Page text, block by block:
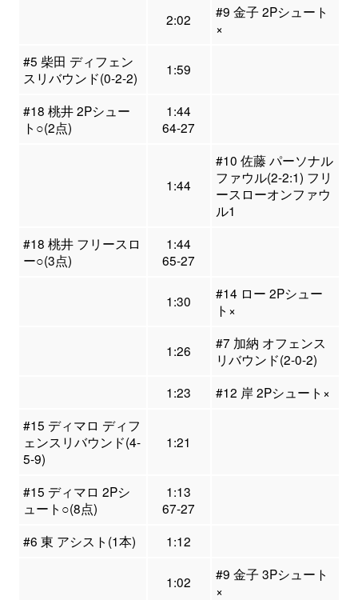
2:02
#9 金子 2Pシュート
×
#5 柴田 ディフェン
スリバウンド(0-2-2)
1:59
#18 桃井 2Pシュー
ト○(2点)
1:44
64-27
1:44
#10 佐藤 パーソナル
ファウル(2-2:1) フリ
ースローオンファウ
ル1
#18 桃井 フリースロ
ー○(3点)
1:44
65-27
1:30
#14 ロー 2Pシュー
ト×
1:26
#7 加納 オフェンス
リバウンド(2-0-2)
1:23
#12 岸 2Pシュート×
#15 ディマロ ディフ
ェンスリバウンド(4-
5-9)
1:21
#15 ディマロ 2Pシ
ュート○(8点)
1:13
67-27
#6 東 アシスト(1本)
1:12
1:02
#9 金子 3Pシュート
×